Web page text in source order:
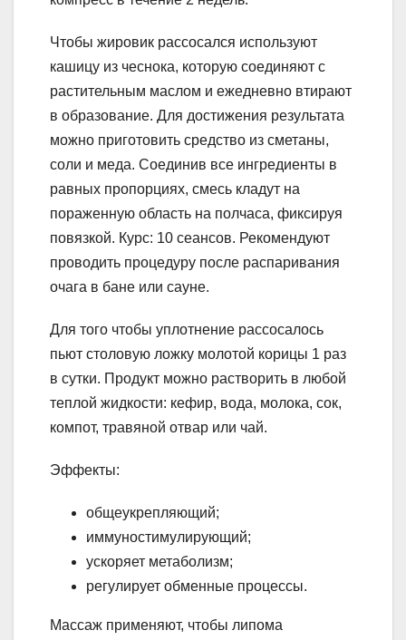
Чтобы жировик рассосался используют
кашицу из чеснока, которую соединяют с
растительным маслом и ежедневно втирают
в образование. Для достижения результата
можно приготовить средство из сметаны,
соли и меда. Соединив все ингредиенты в
равных пропорциях, смесь кладут на
пораженную область на полчаса, фиксируя
повязкой. Курс: 10 сеансов. Рекомендуют
проводить процедуру после распаривания
очага в бане или сауне.
Для того чтобы уплотнение рассосалось
пьют столовую ложку молотой корицы 1 раз
в сутки. Продукт можно растворить в любой
теплой жидкости: кефир, вода, молока, сок,
компот, травяной отвар или чай.
Эффекты:
общеукрепляющий;
иммуностимулирующий;
ускоряет метаболизм;
регулирует обменные процессы.
Массаж применяют, чтобы липома